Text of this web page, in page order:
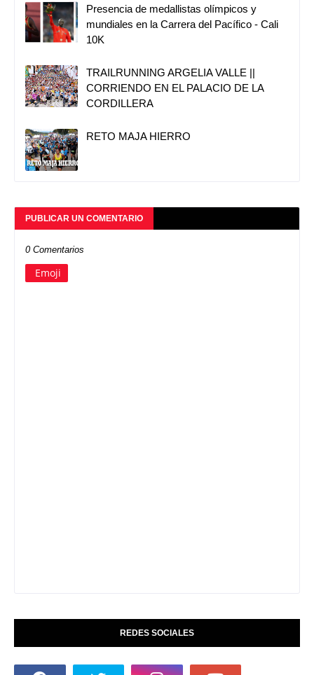
Presencia de medallistas olímpicos y
mundiales en la Carrera del Pacífico - Cali
10K
TRAILRUNNING ARGELIA VALLE ||
CORRIENDO EN EL PALACIO DE LA
CORDILLERA
RETO MAJA HIERRO
PUBLICAR UN COMENTARIO
0 Comentarios
Emoji
REDES SOCIALES